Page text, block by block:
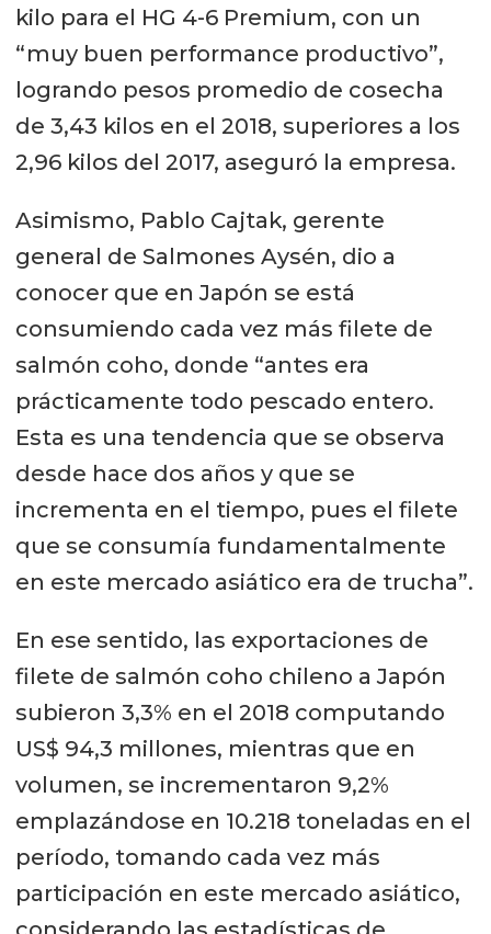
kilo para el HG 4-6 Premium, con un
“muy buen performance productivo”,
logrando pesos promedio de cosecha
de 3,43 kilos en el 2018, superiores a los
2,96 kilos del 2017, aseguró la empresa.
Asimismo, Pablo Cajtak, gerente
general de Salmones Aysén, dio a
conocer que en Japón se está
consumiendo cada vez más filete de
salmón coho, donde “antes era
prácticamente todo pescado entero.
Esta es una tendencia que se observa
desde hace dos años y que se
incrementa en el tiempo, pues el filete
que se consumía fundamentalmente
en este mercado asiático era de trucha”.
En ese sentido, las exportaciones de
filete de salmón coho chileno a Japón
subieron 3,3% en el 2018 computando
US$ 94,3 millones, mientras que en
volumen, se incrementaron 9,2%
emplazándose en 10.218 toneladas en el
período, tomando cada vez más
participación en este mercado asiático,